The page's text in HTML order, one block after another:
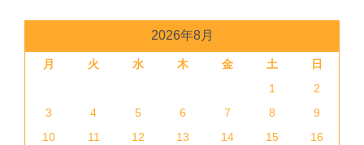
2026年8月
月 火 水 木 金 土
日
1
2
3
4 5 6 7 8
9
10
11 12 13 14 15
16